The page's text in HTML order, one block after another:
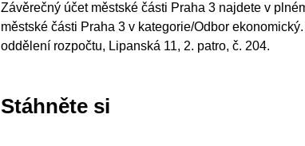
Závěrečný účet městské části Praha 3 najdete v
městské části Praha 3 v kategorie/Odbor
oddělení rozpočtu, Lipanská 11, 2. patro, č. 204.
Stáhněte si